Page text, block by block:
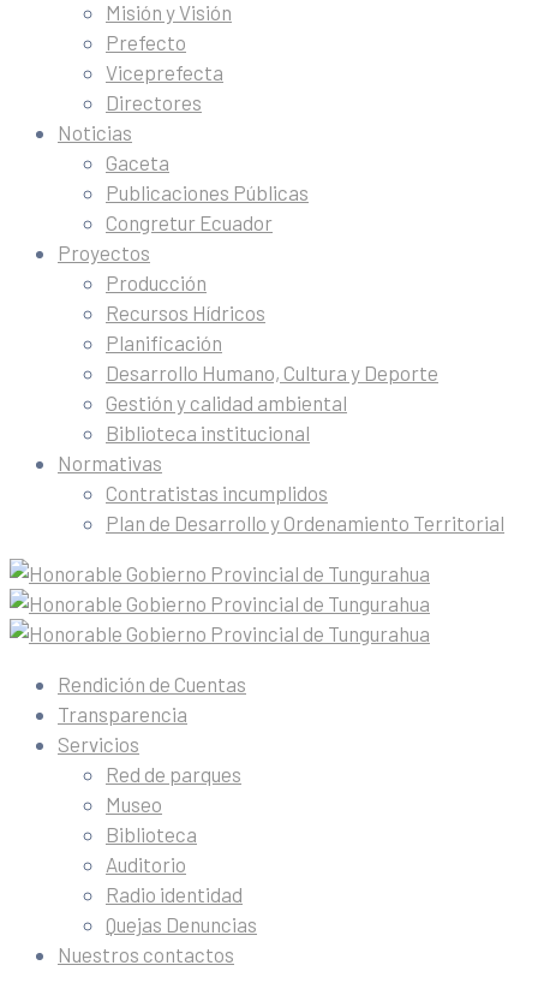
Misión y Visión
Prefecto
Viceprefecta
Directores
Noticias
Gaceta
Publicaciones Públicas
Congretur Ecuador
Proyectos
Producción
Recursos Hídricos
Planificación
Desarrollo Humano, Cultura y Deporte
Gestión y calidad ambiental
Biblioteca institucional
Normativas
Contratistas incumplidos
Plan de Desarrollo y Ordenamiento Territorial
Rendición de Cuentas
Transparencia
Servicios
Red de parques
Museo
Biblioteca
Auditorio
Radio identidad
Quejas Denuncias
Nuestros contactos